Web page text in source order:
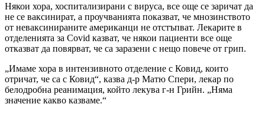
Някои хора, хоспитализирани с вируса, все още се заричат да
не се ваксинират, а проучванията показват, че мнозинството
от неваксинираните американци не отстъпват. Лекарите в
отделенията за Covid казват, че някои пациенти все още
отказват да повярват, че са заразени с нещо повече от грип.
„Имаме хора в интензивното отделение с Ковид, които
отричат, че са с Ковид“, казва д-р Матю Спери, лекар по
белодробна реанимация, който лекува г-н Грийн. „Няма
значение какво казваме.“